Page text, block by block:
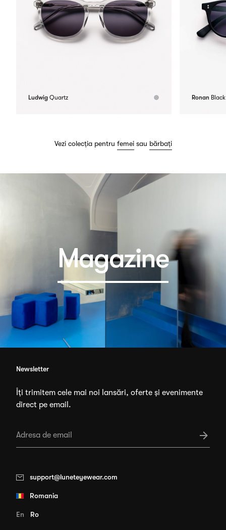
Ludwig Quartz Ronan Black
Vezi colecția pentru femei sau bărbați
Magazine
Newsletter
Îți trimitem cele mai noi lansări, oferte și evenimente
direct pe email.
support@luneteyewear.com
Romania
En Ro